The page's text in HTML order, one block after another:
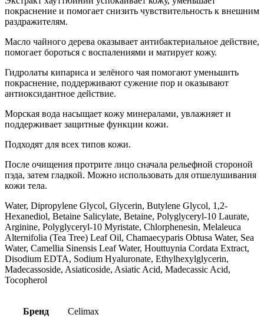
покраснение и помогает снизить чувствительность к внешним
раздражителям.
Масло чайного дерева оказывает антибактериальное действие,
помогает бороться с воспалениями и матирует кожу.
Гидролаты кипариса и зелёного чая помогают уменьшить
покраснение, поддерживают сужение пор и оказывают
антиоксидантное действие.
Морская вода насыщает кожу минералами, увлажняет и
поддерживает защитные функции кожи.
Подходят для всех типов кожи.
После очищения протрите лицо сначала рельефной стороной
пэда, затем гладкой. Можно использовать для отшелушивания
кожи тела.
Water, Dipropylene Glycol, Glycerin, Butylene Glycol, 1,2-
Hexanediol, Betaine Salicylate, Betaine, Polyglyceryl-10 Laurate,
Arginine, Polyglyceryl-10 Myristate, Chlorphenesin, Melaleuca
Alternifolia (Tea Tree) Leaf Oil, Chamaecyparis Obtusa Water, Sea
Water, Camellia Sinensis Leaf Water, Houttuynia Cordata Extract,
Disodium EDTA, Sodium Hyaluronate, Ethylhexylglycerin,
Madecassoside, Asiaticoside, Asiatic Acid, Madecassic Acid,
Tocopherol
Бренд Celimax